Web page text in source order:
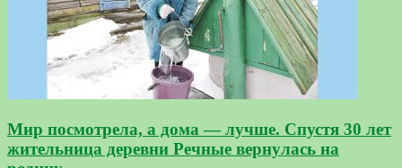
Мир посмотрела, а дома — лучше. Спустя 30 лет
жительница деревни Речные вернулась на